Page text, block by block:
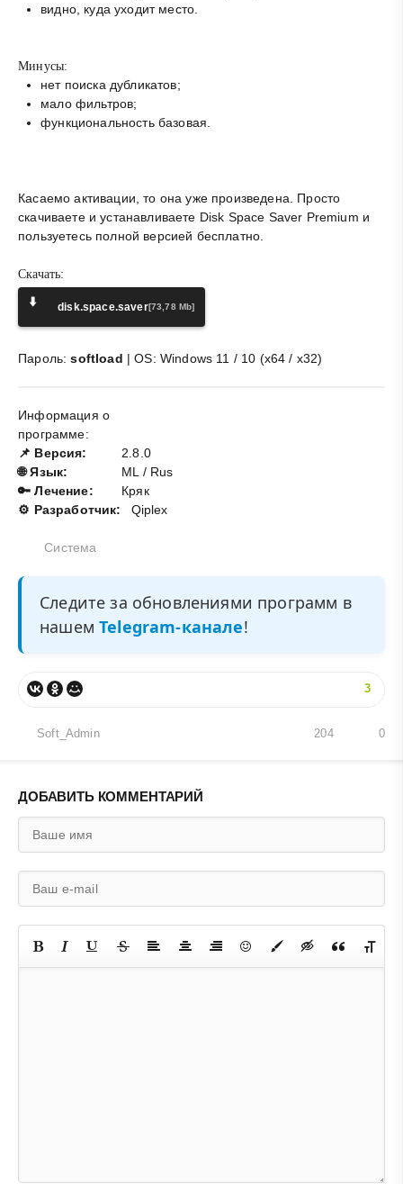
видно, куда уходит место.
Минусы:
нет поиска дубликатов;
мало фильтров;
функциональность базовая.
Касаемо активации, то она уже произведена. Просто
скачиваете и устанавливаете Disk Space Saver Premium и
пользуетесь полной версией бесплатно.
Скачать:
⬇️ disk.space.saver[73,78 Mb]
Пароль:softload | OS: Windows 11 / 10 (x64 / x32)
Информация о
программе:
📌 Версия:
2.8.0
🌐 Язык:
ML / Rus
🔑 Лечение:
Кряк
⚙️ Разработчик:
Qiplex
Система
Следите за обновлениями программ в
нашемTelegram-канале!
3
Soft_Admin 0
204
ДОБАВИТЬ КОММЕНТАРИЙ